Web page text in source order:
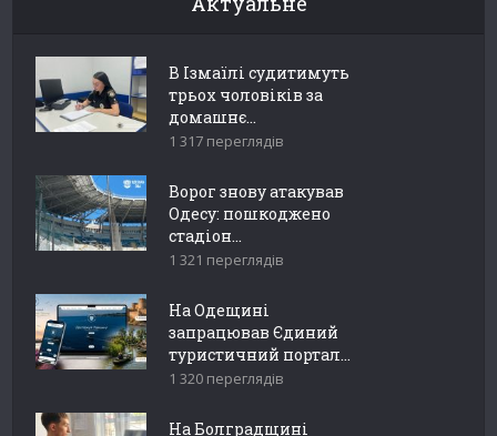
В Ізмаїлі судитимуть
трьох чоловіків за
домашнє...
1 317 переглядів
Ворог знову атакував
Одесу: пошкоджено
стадіон...
1 321 переглядів
На Одещині
запрацював Єдиний
туристичний портал...
1 320 переглядів
На Болградщині